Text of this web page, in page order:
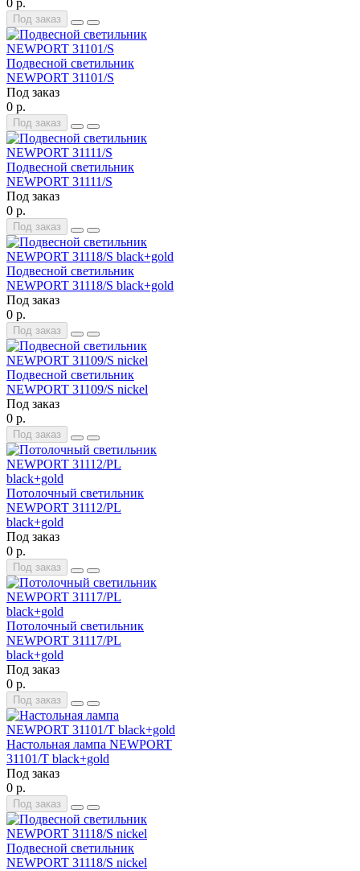
0 р.
Под заказ
Подвесной светильник
NEWPORT 31101/S
Под заказ
0 р.
Под заказ
Подвесной светильник
NEWPORT 31111/S
Под заказ
0 р.
Под заказ
Подвесной светильник
NEWPORT 31118/S black+gold
Под заказ
0 р.
Под заказ
Подвесной светильник
NEWPORT 31109/S nickel
Под заказ
0 р.
Под заказ
Потолочный светильник
NEWPORT 31112/PL
black+gold
Под заказ
0 р.
Под заказ
Потолочный светильник
NEWPORT 31117/PL
black+gold
Под заказ
0 р.
Под заказ
Настольная лампа NEWPORT
31101/T black+gold
Под заказ
0 р.
Под заказ
Подвесной светильник
NEWPORT 31118/S nickel